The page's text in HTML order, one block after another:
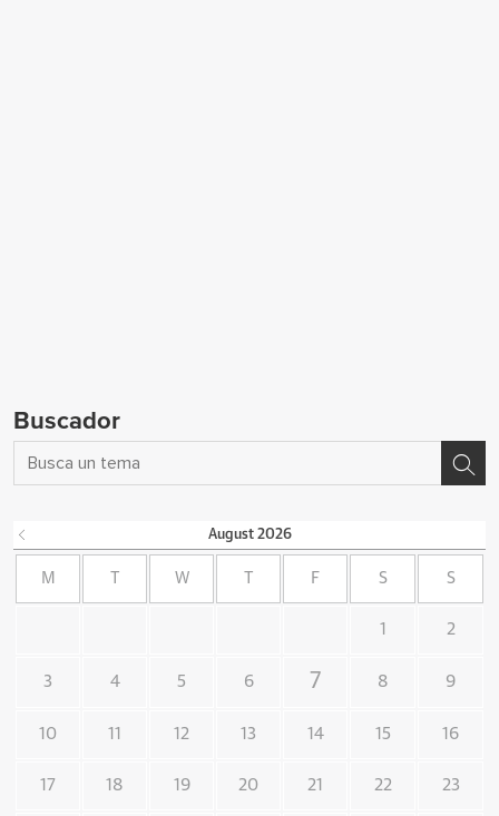
Buscador
August 2026
M W F S S
1 2
3 4 5 6 7 8 9
10 11 12 13 14 15 16
17 18 19 20 21 22 23